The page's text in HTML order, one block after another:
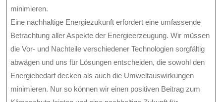
minimieren.
Eine nachhaltige Energiezukunft erfordert eine umfassende
Betrachtung aller Aspekte der Energieerzeugung. Wir müssen
die Vor- und Nachteile verschiedener Technologien sorgfältig
abwägen und uns für Lösungen entscheiden, die sowohl den
Energiebedarf decken als auch die Umweltauswirkungen
minimieren. Nur so können wir einen positiven Beitrag zum